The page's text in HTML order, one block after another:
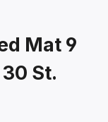
Mat 9
St.